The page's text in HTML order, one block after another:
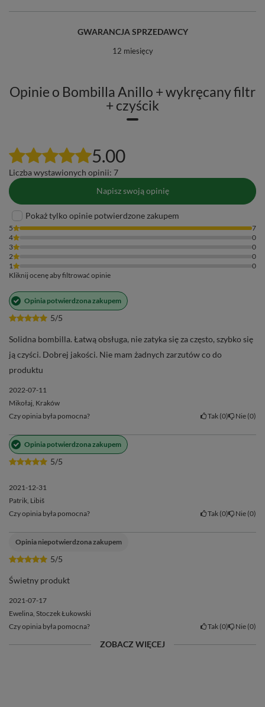
GWARANCJA SPRZEDAWCY
12 miesięcy
Opinie o Bombilla Anillo + wykręcany filtr
+ czyścik
5.00
Liczba wystawionych opinii: 7
Napisz swoją opinię
Pokaż tylko opinie potwierdzone zakupem
5
7
4
0
3
0
2
0
1
0
Kliknij ocenę aby filtrować opinie
5/5
Opinia potwierdzona zakupem
Solidna bombilla. Łatwą obsługa, nie zatyka się za często, szybko się
ją czyści. Dobrej jakości. Nie mam żadnych zarzutów co do
produktu
2022-07-11
Mikołaj, Kraków
Czy opinia była pomocna?
Tak 0 Nie 0
5/5
Opinia potwierdzona zakupem
2021-12-31
Patrik, Libiš
Czy opinia była pomocna?
Tak 0 Nie 0
5/5
Opinia niepotwierdzona zakupem
Świetny produkt
2021-07-17
Ewelina, Stoczek Łukowski
Czy opinia była pomocna?
Tak 0 Nie 0
ZOBACZ WIĘCEJ